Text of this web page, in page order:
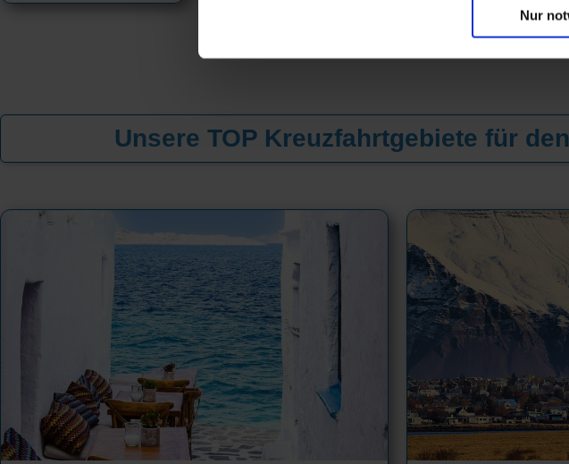
Nur
Unsere TOP Kreuzfahrtgebiete für